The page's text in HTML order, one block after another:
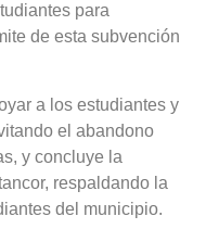
para
de esta subvención
a los estudiantes y
el abandono
y concluye la
respaldando la
del municipio.